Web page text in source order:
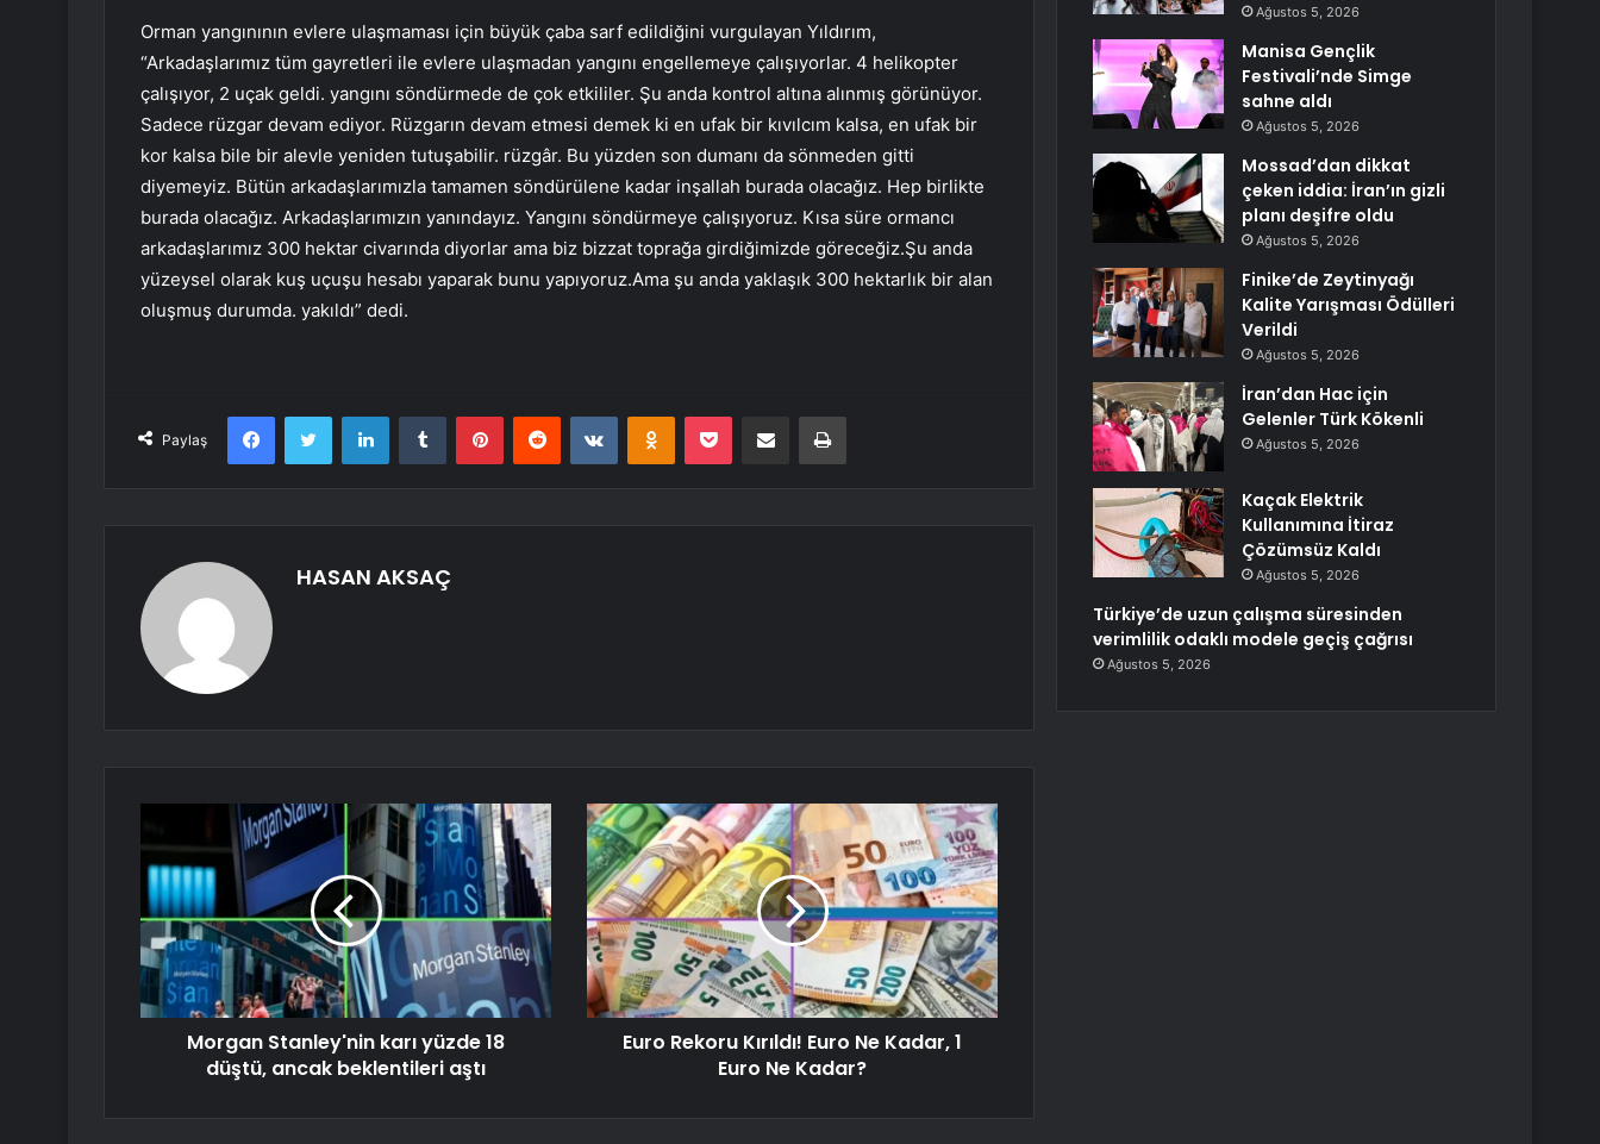
Orman yangınının evlere ulaşmaması için büyük çaba sarf edildiğini vurgulayan Yıldırım,
“Arkadaşlarımız tüm gayretleri ile evlere ulaşmadan yangını engellemeye çalışıyorlar. 4 helikopter
çalışıyor, 2 uçak geldi. yangını söndürmede de çok etkililer. Şu anda kontrol altına alınmış görünüyor.
Sadece rüzgar devam ediyor. Rüzgarın devam etmesi demek ki en ufak bir kıvılcım kalsa, en ufak bir
kor kalsa bile bir alevle yeniden tutuşabilir. rüzgâr. Bu yüzden son dumanı da sönmeden gitti
diyemeyiz. Bütün arkadaşlarımızla tamamen söndürülene kadar inşallah burada olacağız. Hep birlikte
burada olacağız. Arkadaşlarımızın yanındayız. Yangını söndürmeye çalışıyoruz. Kısa süre ormancı
arkadaşlarımız 300 hektar civarında diyorlar ama biz bizzat toprağa girdiğimizde göreceğiz.Şu anda
yüzeysel olarak kuş uçuşu hesabı yaparak bunu yapıyoruz.Ama şu anda yaklaşık 300 hektarlık bir alan
oluşmuş durumda. yakıldı” dedi.
Paylaş
FacebookTwitter LinkedInTumblr PinterestReddit VKontakteOdnoklassniki
Pocket E-Posta ile paylaş Yazdır
HASAN AKSAÇ
Morgan Stanley'nin karı yüzde 18
düştü, ancak beklentileri aştı
Euro Rekoru Kırıldı! Euro Ne Kadar, 1
Euro Ne Kadar?
Ağustos 5, 2026
Manisa Gençlik
Festivali’nde Simge
sahne aldı
Ağustos 5, 2026
Mossad’dan dikkat
çeken iddia: İran’ın gizli
planı deşifre oldu
Ağustos 5, 2026
Finike’de Zeytinyağı
Kalite Yarışması Ödülleri
Verildi
Ağustos 5, 2026
İran’dan Hac için
Gelenler Türk Kökenli
Ağustos 5, 2026
Kaçak Elektrik
Kullanımına İtiraz
Çözümsüz Kaldı
Ağustos 5, 2026
Türkiye’de uzun çalışma süresinden
verimlilik odaklı modele geçiş çağrısı
Ağustos 5, 2026